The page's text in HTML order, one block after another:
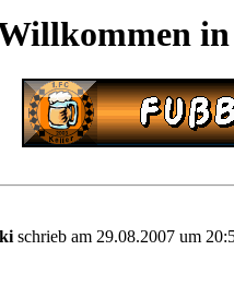
schrieb am 29.08.2007 um